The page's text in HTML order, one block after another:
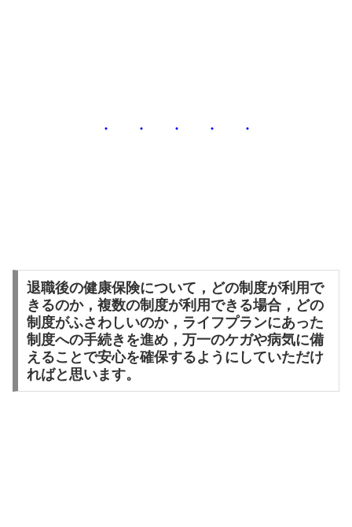
・ ・ ・ ・ ・
退職後の健康保険について，どの制度が利用で
きるのか，複数の制度が利用できる場合，どの
制度がふさわしいのか，ライフプランにあった
制度への手続きを進め，万一のケガや病気に備
えることで安心を確保するようにしていただけ
ればと思います。